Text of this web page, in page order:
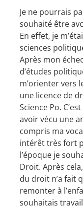
Je ne pourrais
souhaité être
En effet, je
sciences
Après mon
d’études
m’orienter vers
une licence de
Science Po.
avoir vécu une
compris ma
intérêt très fort
l’époque je
Droit. Après
du droit n’a fait
remonter à
souhaitais